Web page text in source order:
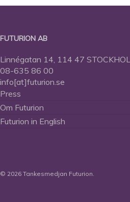
FUTURION AB
Linnégatan 14, 114 47
08-635 86 00
info[at]futurion.se
Press
Om Futurion
Futurion in English
© 2026 Tankesmedjan Futurion.